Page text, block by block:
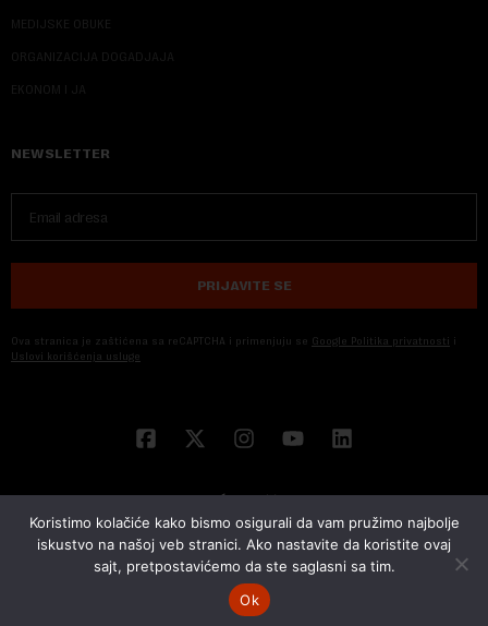
MEDIJSKE OBUKE
ORGANIZACIJA DOGADJAJA
EKONOM I JA
NEWSLETTER
PRIJAVITE SE
Ova stranica je zaštićena sa reCAPTCHA i primenjuju se Google Politika privatnosti i
Uslovi korišćenja usluge
© 2026 NOVA EKONOMIJA | SVA PRAVA ZADŽANA | DEVELOPED BY
Koristimo kolačiće kako bismo osigurali da vam pružimo najbolje
iskustvo na našoj veb stranici. Ako nastavite da koristite ovaj
sajt, pretpostavićemo da ste saglasni sa tim.
Ok